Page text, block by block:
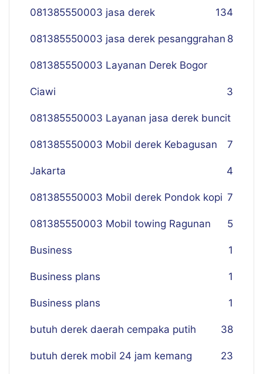
081385550003 jasa derek 134
081385550003 jasa derek pesanggrahan 8
081385550003 Layanan Derek Bogor
Ciawi 3
081385550003 Layanan jasa derek buncit
7
081385550003 Mobil derek Kebagusan
Jakarta 4
081385550003 Mobil derek Pondok kopi 7
081385550003 Mobil towing Ragunan 5
Business 1
Business plans 1
Business plans 1
butuh derek daerah cempaka putih 38
butuh derek mobil 24 jam kemang 23